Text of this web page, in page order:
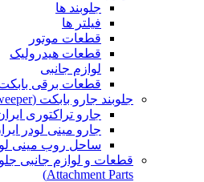
جلوبند ها
فیلتر ها
قطعات موتور
قطعات هیدرولیک
لوازم جانبی
قطعات برقی
جلوبند جارو بابکت (Bobcat Sweeper)
جارو تراکتوری
جارو مینی لودر
ساحل روب مینی
Attachment Parts)